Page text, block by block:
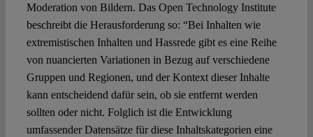
Moderation von Bildern. Das Open Technology Institute
beschreibt die Herausforderung so: “Bei Inhalten wie
extremistischen Inhalten und Hassrede gibt es eine Reihe
von nuancierten Variationen in Bezug auf verschiedene
Gruppen und Regionen, und der Kontext dieser Inhalte
kann entscheidend dafür sein, ob sie entfernt werden
sollten oder nicht. Folglich ist die Entwicklung
umfassender Datensätze für diese Inhaltskategorien eine